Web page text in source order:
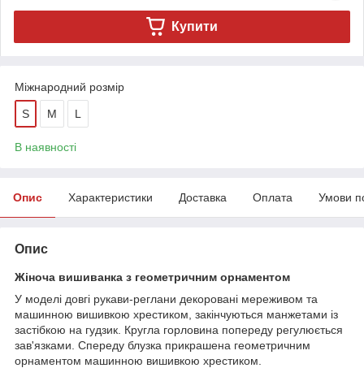
Купити
Міжнародний розмір
S M L
В наявності
Опис Характеристики Доставка Оплата Умови
Опис
Жіноча вишиванка з геометричним орнаментом
У моделі довгі рукави-реглани декоровані мереживом та
машинною вишивкою хрестиком, закінчуються манжетами із
застібкою на гудзик. Кругла горловина попереду регулюється
зав'язками. Спереду блузка прикрашена геометричним
орнаментом машинною вишивкою хрестиком.